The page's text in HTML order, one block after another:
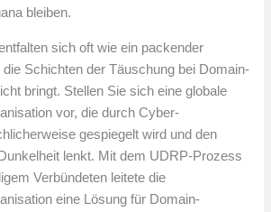
bleiben.
sich oft wie ein packender
Schichten der Täuschung bei Domain-
bringt. Stellen Sie sich eine globale
vor, die durch Cyber-
gespiegelt wird und den
lenkt. Mit dem UDRP-Prozess
Verbündeten leitete die
eine Lösung für Domain-